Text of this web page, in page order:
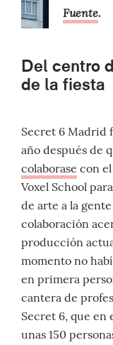
Fuente.
Del centro
de la fiesta
Secret 6 Madrid
año después de
colaborase con
Voxel School
de arte a la
colaboración
producción
momento no
en primera
cantera de
Secret 6, que en
unas 150